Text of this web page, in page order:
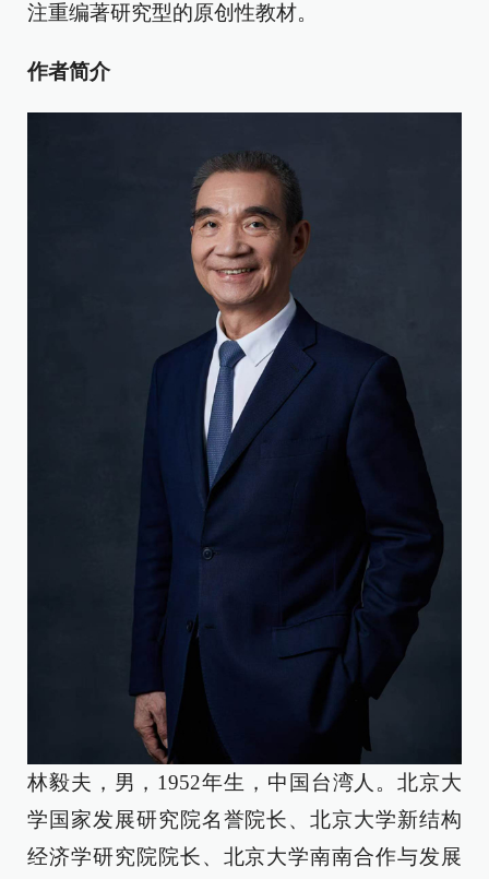
注重编著研究型的原创性教材。
作者简介
林毅夫，男，1952年生，中国台湾人。北京大
学国家发展研究院名誉院长、北京大学新结构
经济学研究院院长、北京大学南南合作与发展